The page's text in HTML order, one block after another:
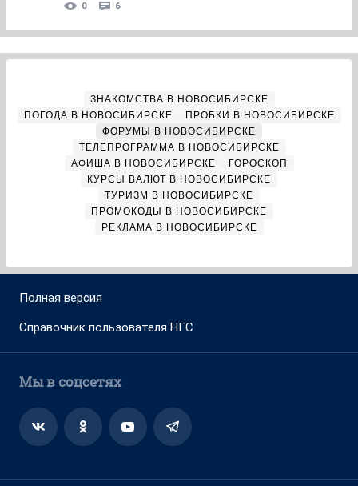
0 6
ЗНАКОМСТВА В НОВОСИБИРСКЕ
ПОГОДА В НОВОСИБИРСКЕ
ПРОБКИ В НОВОСИБИРСКЕ
ФОРУМЫ В НОВОСИБИРСКЕ
ТЕЛЕПРОГРАММА В НОВОСИБИРСКЕ
АФИША В НОВОСИБИРСКЕ
ГОРОСКОП
КУРСЫ ВАЛЮТ В НОВОСИБИРСКЕ
ТУРИЗМ В НОВОСИБИРСКЕ
ПРОМОКОДЫ В НОВОСИБИРСКЕ
РЕКЛАМА В НОВОСИБИРСКЕ
Полная версия
Справочник пользователя НГС
Мы в соцсетях